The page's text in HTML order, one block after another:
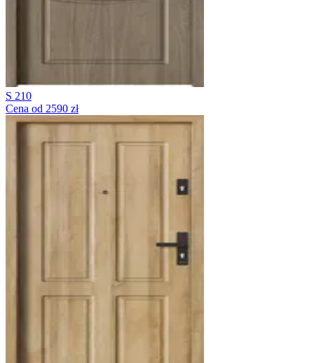
S 210
Cena od 2590 zł